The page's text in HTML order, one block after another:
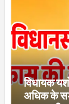
विधायक
अधिक के